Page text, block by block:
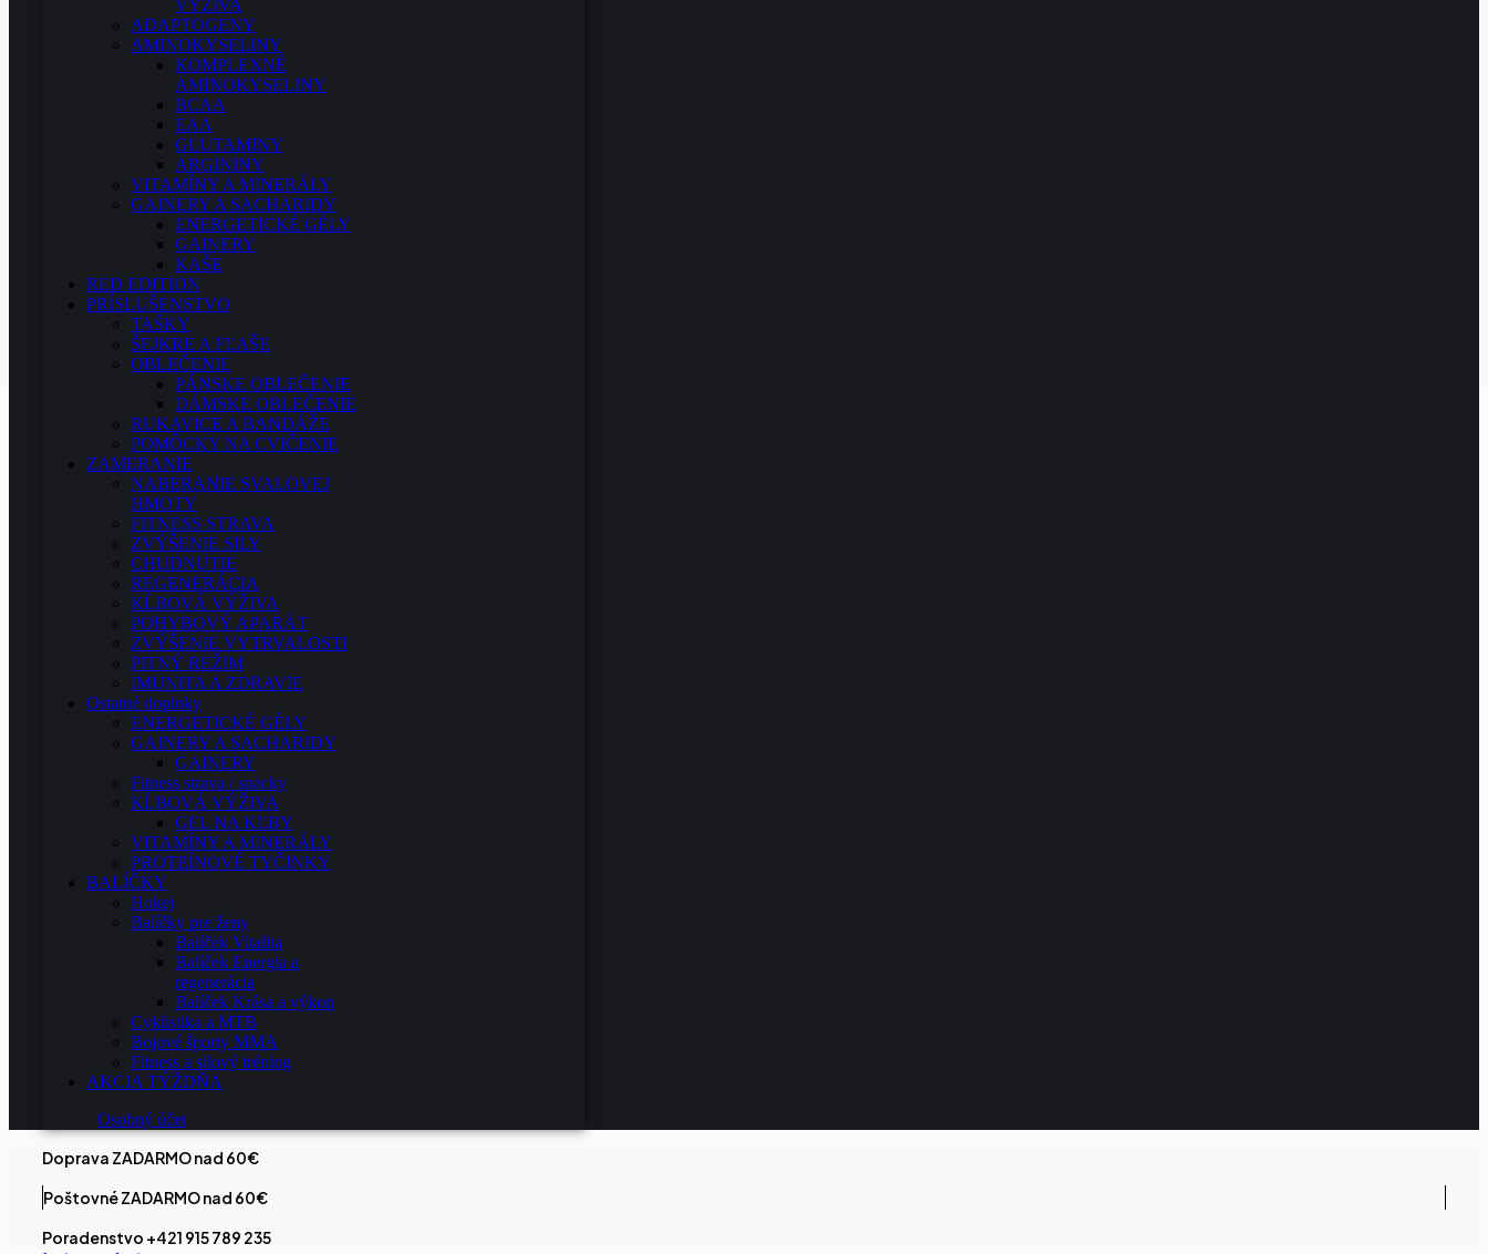
VÝŽIVA
ADAPTOGENY
AMINOKYSELINY
KOMPLEXNÉ
AMINOKYSELINY
BCAA
EAA
GLUTAMINY
ARGININY
VITAMÍNY A MINERÁLY
GAINERY A SACHARIDY
ENERGETICKÉ GÉLY
GAINERY
KAŠE
RED EDITION
PRÍSLUŠENSTVO
TAŠKY
ŠEJKRE A FĽAŠE
OBLEČENIE
PÁNSKE OBLEČENIE
DÁMSKE OBLEČENIE
RUKAVICE A BANDÁŽE
POMÔCKY NA CVIČENIE
ZAMERANIE
NABERANIE SVALOVEJ
HMOTY
FITNESS STRAVA
ZVÝŠENIE SILY
CHUDNUTIE
REGENERÁCIA
KĹBOVÁ VÝŽIVA
POHYBOVÝ APARÁT
ZVÝŠENIE VYTRVALOSTI
PITNÝ REŽIM
IMUNITA A ZDRAVIE
Ostatné doplnky
ENERGETICKÉ GÉLY
GAINERY A SACHARIDY
GAINERY
Fitness strava / snacky
KĹBOVÁ VÝŽIVA
GEL NA KĽBY
VITAMÍNY A MINERÁLY
PROTEÍNOVÉ TYČINKY
BALÍČKY
Hokej
Balíčky pre ženy
Balíček Vitalita
Balíček Energia a
regenerácia
Balíček Krása a výkon
Cyklistika a MTB
Bojové športy MMA
Fitness a silový tréning
AKCIA TÝŽDŇA
Osobný účet
Doprava ZADARMO nad 60€
Poštovné ZADARMO nad 60€
Poradenstvo +421 915 789 235